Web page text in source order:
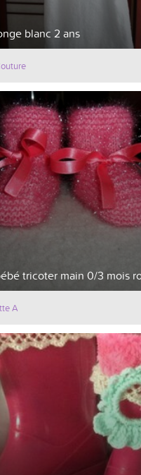
blanc 2 ans
tricoter main 0/3 mois
A